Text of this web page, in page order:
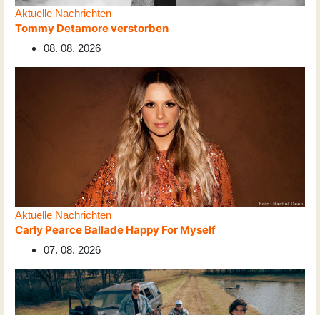
Aktuelle Nachrichten
Tommy Detamore verstorben
08. 08. 2026
Aktuelle Nachrichten
Carly Pearce Ballade Happy For Myself
07. 08. 2026